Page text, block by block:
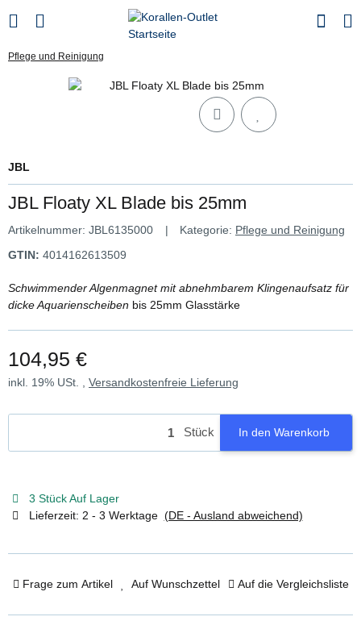
Pflege und Reinigung
JBL
JBL Floaty XL Blade bis 25mm
Artikelnummer: JBL6135000 Kategorie: Pflege und Reinigung
GTIN: 4014162613509
Schwimmender Algenmagnet mit abnehmbarem Klingenaufsatz für
dicke Aquarienscheiben bis 25mm Glasstärke
104,95 €
inkl. 19% USt. , Versandkostenfreie Lieferung
Stück In den Warenkorb
3 Stück Auf Lager
Lieferzeit: 2 - 3 Werktage (DE - Ausland abweichend)
Frage zum Artikel Auf Wunschzettel Auf die Vergleichsliste